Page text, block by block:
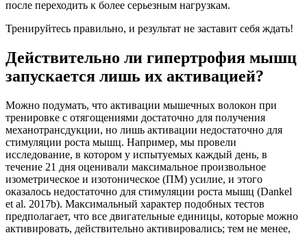
после переходить к более серьезным нагрузкам.
Тренируйтесь правильно, и результат не заставит себя ждать!
Действительно ли гипертрофия мышц
запускается лишь их активацией?
Можно подумать, что активации мышечных волокон при
тренировке с отягощениями достаточно для получения
механотрансдукции, но лишь активации недостаточно для
стимуляции роста мышц. Например, мы провели
исследование, в котором у испытуемых каждый день, в
течение 21 дня оценивали максимальное произвольное
изометрическое и изотоническое (ПМ) усилие, и этого
оказалось недостаточно для стимуляции роста мышц (Dankel
et al. 2017b). Максимальный характер подобных тестов
предполагает, что все двигательные единицы, которые можно
активировать, действительно активировались; тем не менее,